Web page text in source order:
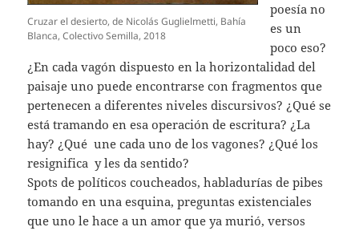
Cruzar el desierto, de Nicolás Guglielmetti, Bahía
Blanca, Colectivo Semilla, 2018
poesía no
es un
poco eso?
¿En cada vagón dispuesto en la horizontalidad del
paisaje uno puede encontrarse con fragmentos que
pertenecen a diferentes niveles discursivos? ¿Qué se
está tramando en esa operación de escritura? ¿La
hay? ¿Qué une cada uno de los vagones? ¿Qué los
resignifica y les da sentido?
Spots de políticos coucheados, habladurías de pibes
tomando en una esquina, preguntas existenciales
que uno le hace a un amor que ya murió, versos